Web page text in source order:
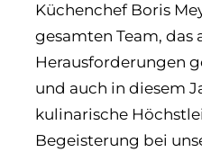
Küchenchef Boris
gesamten Team, das
Herausforderungen
und auch in diesem
kulinarische
Begeisterung bei